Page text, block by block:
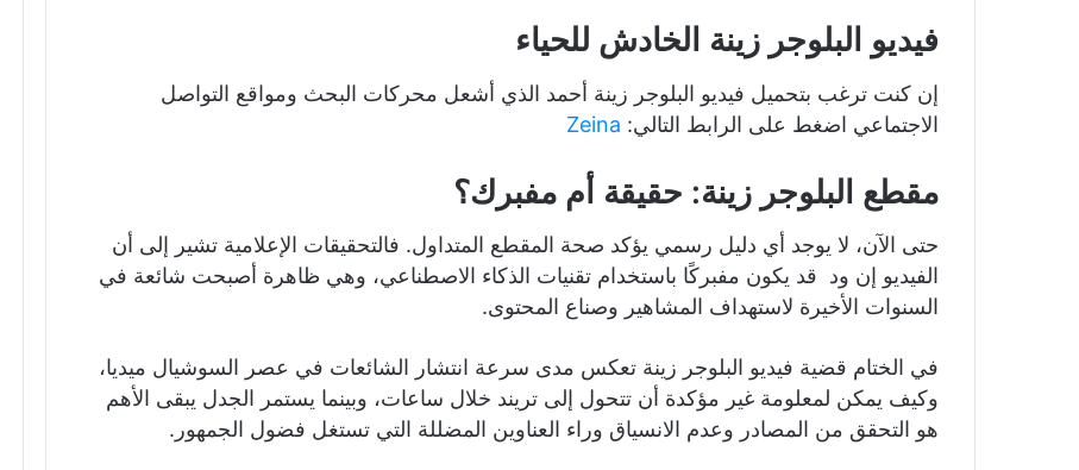
فيديو البلوجر زينة الخادش للحياء
إن كنت ترغب بتحميل فيديو البلوجر زينة أحمد الذي أشعل محركات البحث ومواقع التواصل
الاجتماعي اضغط على الرابط التالي: Zeina
مقطع البلوجر زينة: حقيقة أم مفبرك؟
حتى الآن، لا يوجد أي دليل رسمي يؤكد صحة المقطع المتداول. فالتحقيقات الإعلامية تشير إلى أن
الفيديو إن ود قد يكون مفبركًا باستخدام تقنيات الذكاء الاصطناعي، وهي ظاهرة أصبحت شائعة في
السنوات الأخيرة لاستهداف المشاهير وصناع المحتوى.
في الختام قضية فيديو البلوجر زينة تعكس مدى سرعة انتشار الشائعات في عصر السوشيال ميديا،
وكيف يمكن لمعلومة غير مؤكدة أن تتحول إلى تريند خلال ساعات، وبينما يستمر الجدل يبقى الأهم
هو التحقق من المصادر وعدم الانسياق وراء العناوين المضللة التي تستغل فضول الجمهور.